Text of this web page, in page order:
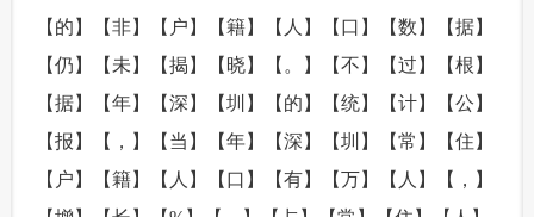
【的】【非】【户】【籍】【人】【口】【数】【据】
【仍】【未】【揭】【晓】【。】【不】【过】【根】
【据】【年】【深】【圳】【的】【统】【计】【公】
【报】【，】【当】【年】【深】【圳】【常】【住】
【户】【籍】【人】【口】【有】【万】【人】【，】